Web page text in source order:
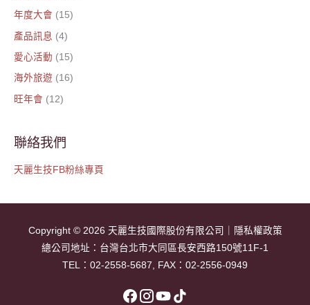
年度大會 (15)
產品訊息 (4)
愛心活動 (15)
海外旅遊 (16)
旺年會 (12)
聯絡我們
天麗生技FB粉絲專頁
Copyright © 2026 天麗生技國際股份有限公司
隱私權政策
總公司地址： 台灣台北市大同區長安西路150號11F-1
TEL： 02-2558-5687, FAX：02-2556-0949